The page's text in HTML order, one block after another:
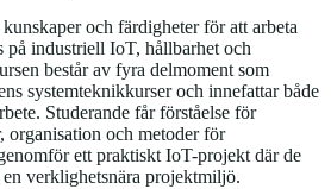
och färdigheter för att arbeta
industriell IoT, hållbarhet och
består av fyra delmoment som
systemteknikkurser och innefattar både
Studerande får förståelse för
organisation och metoder för
ett praktiskt IoT-projekt där de
verklighetsnära projektmiljö.